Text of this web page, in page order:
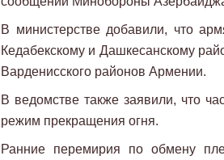
В министерстве добавили, что
Кедабекскому и Дашкесанскому
Варденисского районов Армении.
В ведомстве также заявили, что
режим прекращения огня.
Ранние перемирия по обмену